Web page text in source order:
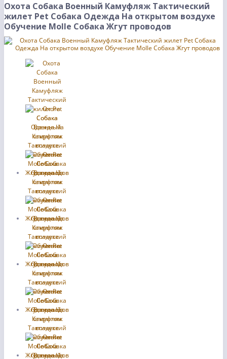
Охота Собака Военный Камуфляж Тактический
жилет Pet Собака Одежда На открытом воздухе
Обучение Molle Собака Жгут проводов